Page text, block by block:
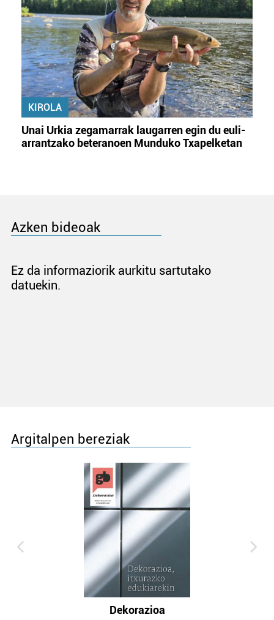
KIROLA
Unai Urkia zegamarrak laugarren egin du euli-
arrantzako beteranoen Munduko Txapelketan
Azken bideoak
Ez da informaziorik aurkitu sartutako
datuekin.
Argitalpen bereziak
Dekorazioa